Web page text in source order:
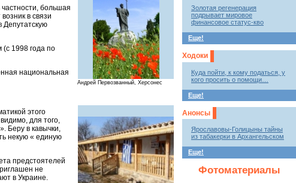
Андрей Первозванный, Херсонес
большая
в связи
Депутатскую
(с 1998 года по
национальная
этого
для того,
Беру в кавычки,
некую « единую
предстоятелей
не
в Украине.
Золотая регенерация
подрывает мировое
финансовое статус-кво
Еще!
Ходоки
Куда пойти, к кому податься, у
кого просить о помощи…
Еще!
Анонсы
Ярославовы-Голицыны тайны
из табакерки в Архангельском
Еще!
Фотоматериалы